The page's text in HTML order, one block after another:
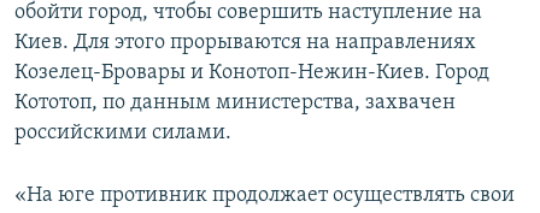
обойти город, чтобы совершить наступление на
Киев. Для этого прорываются на направлениях
Козелец-Бровары и Конотоп-Нежин-Киев. Город
Кототоп, по данным министерства, захвачен
российскими силами.
«На юге противник продолжает осуществлять свои